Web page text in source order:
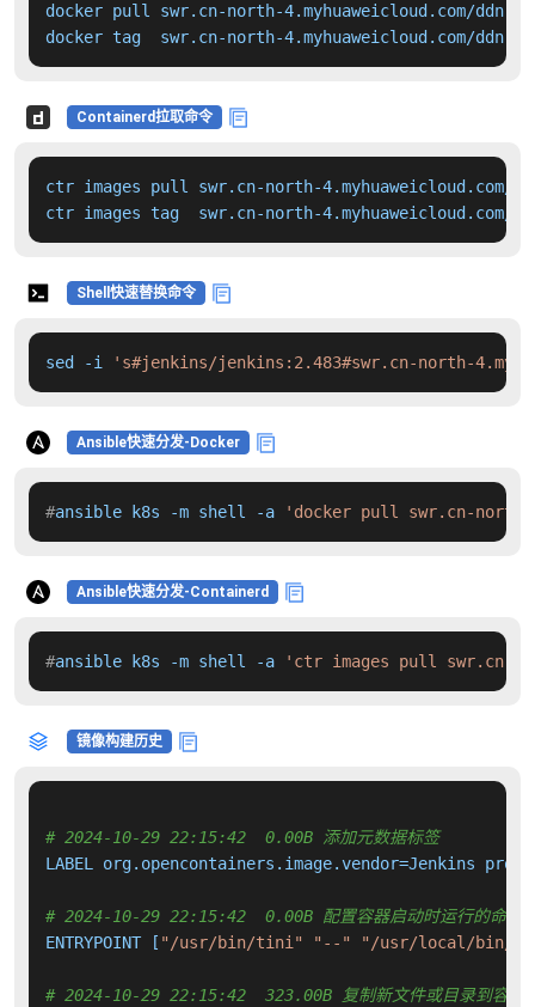
docker pull swr.cn-north-4.myhuaweicloud.com/
docker tag  swr.cn-north-4.myhuaweicloud.com/
Containerd拉取命令
ctr images pull swr.cn-north-4.myhuaweicloud.com/
ctr images tag  swr.cn-north-
Shell快速替换命令
sed -i 's#jenkins/jenkins:2.483#swr.cn-north-
Ansible快速分发-Docker
#ansible k8s -m shell -a 'docker pull swr.cn-north-
Ansible快速分发-Containerd
#ansible k8s -m shell -a 'ctr images pull swr.cn-
镜像构建历史
# 2024-10-29 22:15:42  0.00B 添加元数据标签
LABEL org.opencontainers.image.vendor=Jenkins
# 2024-10-29 22:15:42  0.00B 配置容器启动时运行的命令
ENTRYPOINT [ "/usr/bin/tini" "--" "/usr/local/bin/
# 2024-10-29 22:15:42  323.00B 复制新文件或目录到容器